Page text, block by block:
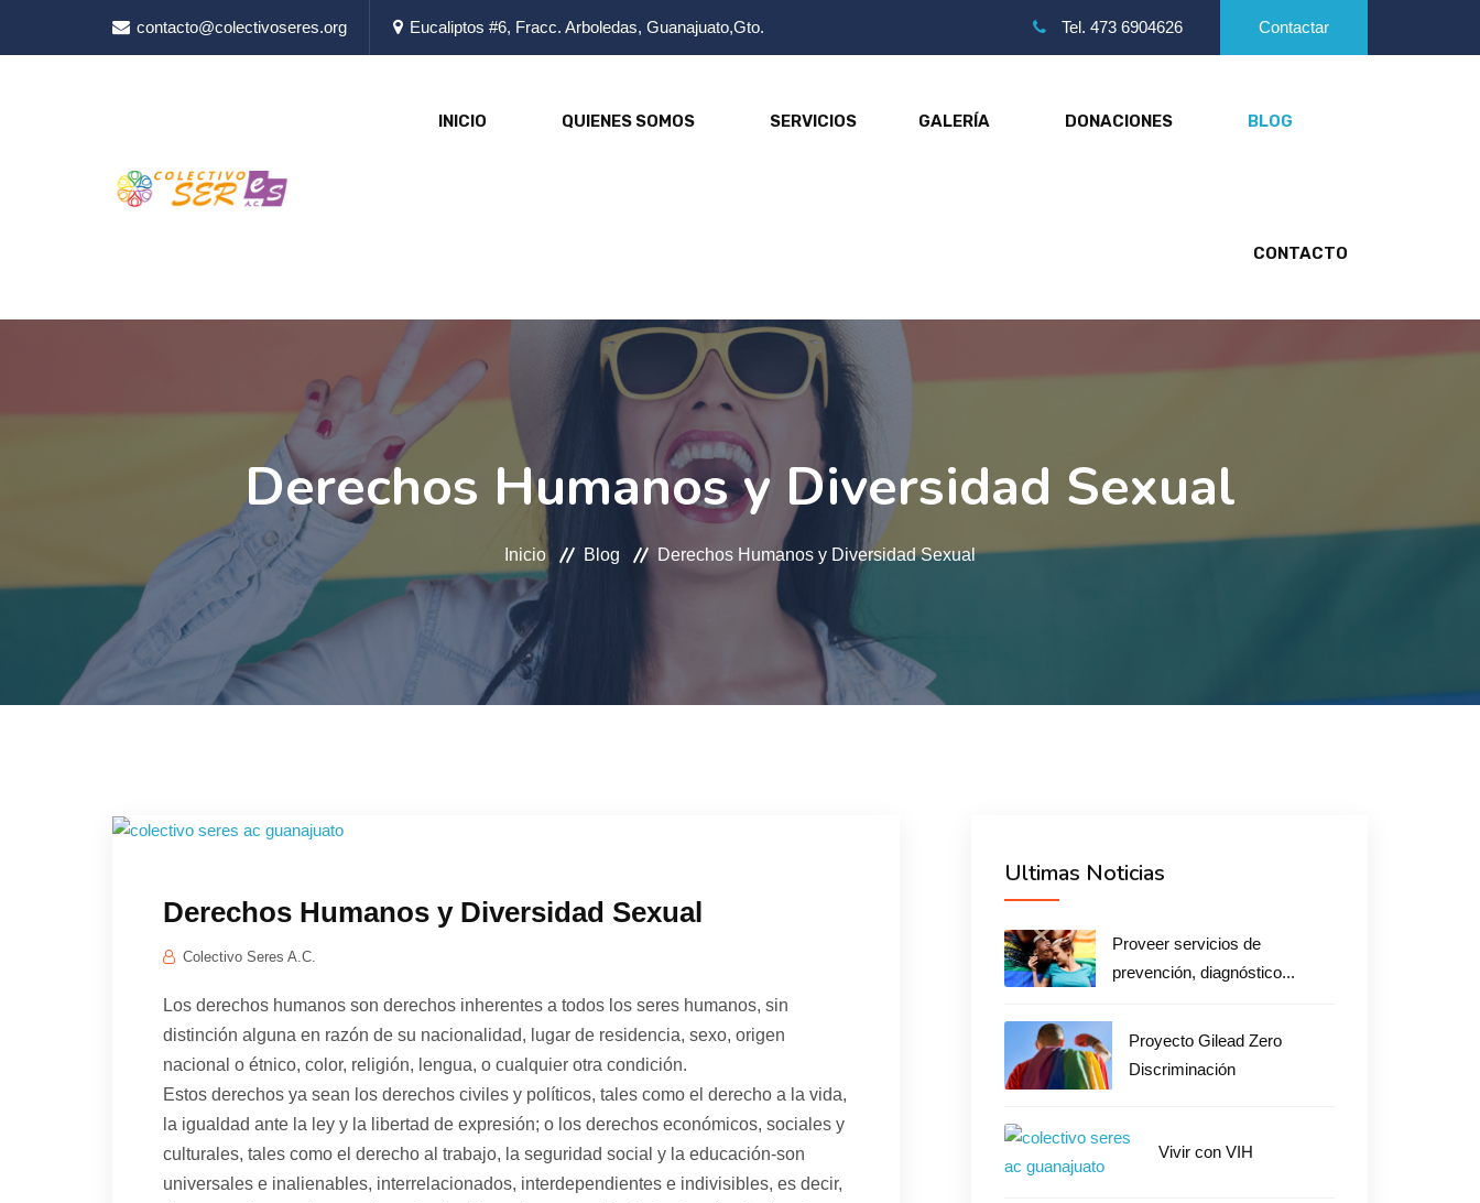
contacto@colectivoseres.org Eucaliptos #6, Fracc. Arboledas, Guanajuato,Gto. Tel. 473 6904626 Contactar
INICIO QUIENES SOMOS SERVICIOS GALERÍA DONACIONES BLOG
CONTACTO
Derechos Humanos y Diversidad Sexual
Inicio Blog Derechos Humanos y Diversidad Sexual
Ultimas Noticias
Proveer servicios de
prevención, diagnóstico...
Proyecto Gilead Zero
Discriminación
Vivir con VIH
Derechos Humanos y Diversidad Sexual
Colectivo Seres A.C.
Los derechos humanos son derechos inherentes a todos los seres humanos, sin
distinción alguna en razón de su nacionalidad, lugar de residencia, sexo, origen
nacional o étnico, color, religión, lengua, o cualquier otra condición.
Estos derechos ya sean los derechos civiles y políticos, tales como el derecho a la vida,
la igualdad ante la ley y la libertad de expresión; o los derechos económicos, sociales y
culturales, tales como el derecho al trabajo, la seguridad social y la educación-son
universales e inalienables, interrelacionados, interdependientes e indivisibles, es decir,